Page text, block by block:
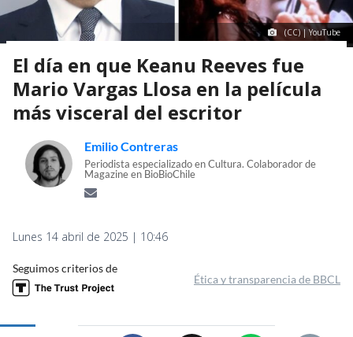
(CC) | YouTube
El día en que Keanu Reeves fue
Mario Vargas Llosa en la película
más visceral del escritor
Emilio Contreras
Periodista especializado en Cultura. Colaborador de
Magazine en BioBioChile
Lunes 14 abril de 2025 | 10:46
Seguimos criterios de
Ética y transparencia de BBCL